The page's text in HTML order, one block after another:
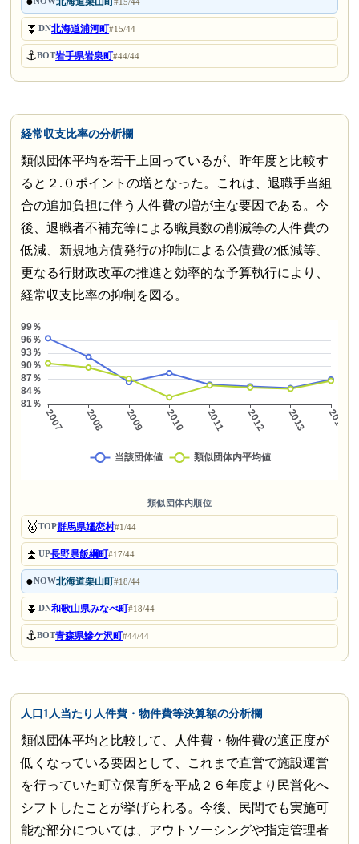
⏬DN北海道浦河町#15/44
⚓BOT岩手県岩泉町#44/44
経常収支比率の分析欄
類似団体平均を若干上回っているが、昨年度と比較す
ると２.０ポイントの増となった。これは、退職手当組
合の追加負担に伴う人件費の増が主な要因である。今
後、退職者不補充等による職員数の削減等の人件費の
低減、新規地方債発行の抑制による公債費の低減等、
更なる行財政改革の推進と効率的な予算執行により、
経常収支比率の抑制を図る。
類似団体内順位
🥇TOP群馬県嬬恋村#1/44
⏫UP長野県飯綱町#17/44
●NOW北海道栗山町#18/44
⏬DN和歌山県みなべ町#18/44
⚓BOT青森県鰺ケ沢町#44/44
人口1人当たり人件費・物件費等決算額の分析欄
類似団体平均と比較して、人件費・物件費の適正度が
低くなっている要因として、これまで直営で施設運営
を行っていた町立保育所を平成２６年度より民営化へ
シフトしたことが挙げられる。今後、民間でも実施可
能な部分については、アウトソーシングや指定管理者